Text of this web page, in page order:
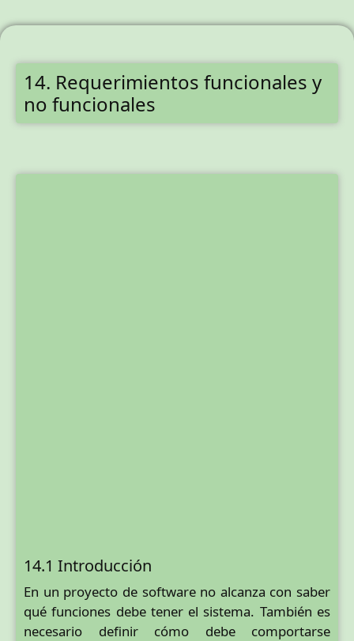
14. Requerimientos funcionales y
no funcionales
14.1 Introducción
En un proyecto de software no alcanza con saber
qué funciones debe tener el sistema. También es
necesario definir cómo debe comportarse